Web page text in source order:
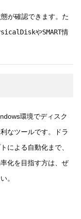
が確認できます。た
やSMART情
環境でディスク
なツールです。ドラ
による自動化まで、
化を目指す方は、ぜ
。